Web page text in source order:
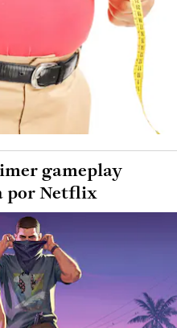
gameplay
por Netflix